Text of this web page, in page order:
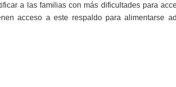
a las familias con más dificultades para
acceso a este respaldo para alimentarse